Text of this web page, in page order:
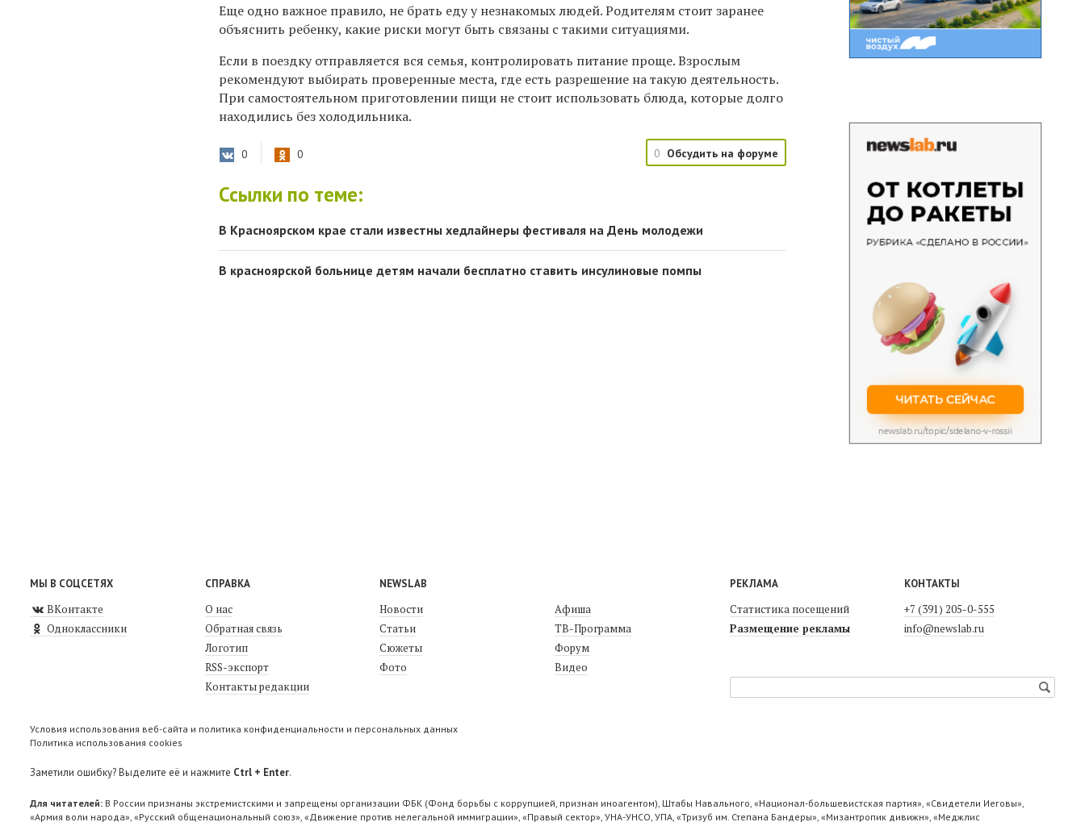
Еще одно важное правило, не брать еду у незнакомых людей. Родителям стоит заранее
объяснить ребенку, какие риски могут быть связаны с такими ситуациями.
Если в поездку отправляется вся семья, контролировать питание проще. Взрослым
рекомендуют выбирать проверенные места, где есть разрешение на такую деятельность.
При самостоятельном приготовлении пищи не стоит использовать блюда, которые долго
находились без холодильника.
0 0 0 Обсудить на форуме
Ссылки по теме:
В Красноярском крае стали известны хедлайнеры фестиваля на День молодежи
В красноярской больнице детям начали бесплатно ставить инсулиновые помпы
МЫ В СОЦСЕТЯХ
ВКонтакте
Одноклассники
СПРАВКА
О нас
Обратная связь
Логотип
RSS-экспорт
Контакты редакции
NEWSLAB
Новости
Статьи
Сюжеты
Фото
Афиша
ТВ-Программа
Форум
Видео
РЕКЛАМА
Статистика посещений
Размещение рекламы
КОНТАКТЫ
+7 (391) 205-0-555
info@newslab.ru
Условия использования веб-сайта и политика конфиденциальности и персональных данных
Политика использования cookies
Заметили ошибку? Выделите её и нажмите Ctrl + Enter.
Для читателей: В России признаны экстремистскими и запрещены организации ФБК (Фонд борьбы с коррупцией, признан иноагентом), Штабы Навального, «Национал-большевистская партия», «Свидетели Иеговы»,
«Армия воли народа», «Русский общенациональный союз», «Движение против нелегальной иммиграции», «Правый сектор», УНА-УНСО, УПА, «Тризуб им. Степана Бандеры», «Мизантропик дивижн», «Меджлис